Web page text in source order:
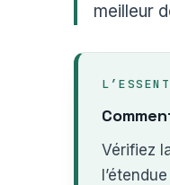
meilleur
Vérifiez